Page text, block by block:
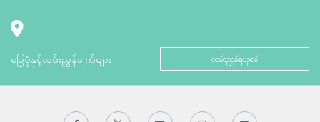
မြေပုံနှင့်လမ်းညွှန်ချက်များ လမ်းညွှန်ရယူရန်